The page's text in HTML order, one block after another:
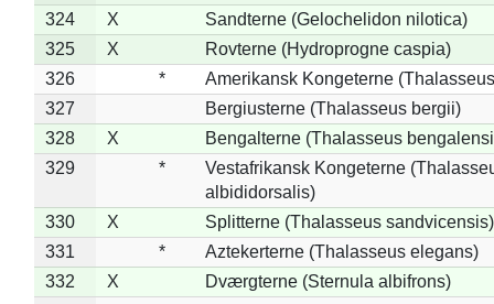
324
X
Sandterne (Gelochelidon nilotica)
325
X
Rovterne (Hydroprogne caspia)
326
*
Amerikansk Kongeterne
327
Bergiusterne (Thalasseus bergii)
328
X
Bengalterne (Thalasseus
329
*
Vestafrikansk Kongeterne
albididorsalis)
330
X
Splitterne (Thalasseus sandvicensis)
331
*
Aztekerterne (Thalasseus elegans)
332
X
Dværgterne (Sternula albifrons)